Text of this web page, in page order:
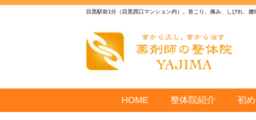
目黒駅前1分（目黒西口マンション内）。首こり、痛み、しびれ、腰
HOME 整体院紹介 初